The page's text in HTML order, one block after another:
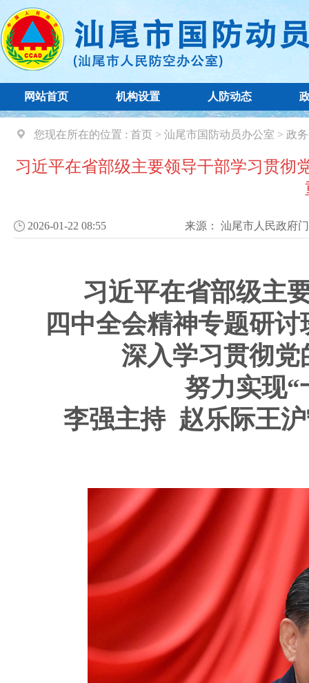
网站首页 机构设置 人防动态
您现在所在的位置 : 首页 > 汕尾市国防动员办公室 > 政
习近平在省部级主要领导干部学习贯彻
2026-01-22 08:55 来源： 汕尾市人民政府
习近平在省部级主要
四中全会精神专题研
深入学习贯彻
努力实现“
李强主持 赵乐际王